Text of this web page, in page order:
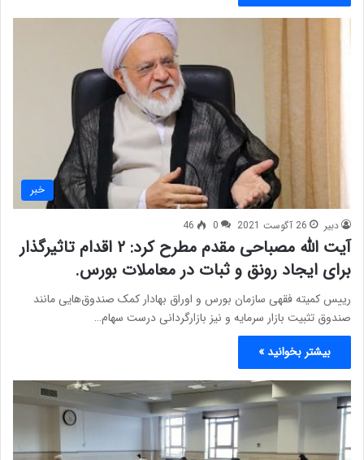
خبر
دبیر 26 آگوست 2021 0
46
آیت الله مصباحی مقدم مطرح کرد: ۲ اقدام تاثیرگذار
برای ایجاد رونق و ثبات در معاملات بورس.
رییس کمیته فقهی سازمان بورس و اوراق بهادار کمک صندوق‌هایی مانند
صندوق تثبیت بازار سرمایه و نیز بازارگردانی درست سهام…
بیشتر بخوانید »